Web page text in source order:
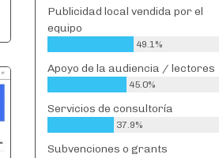
Publicidad local vendida por el
equipo
49.1%
Apoyo de la audiencia / lectores
45.0%
Servicios de consultoría
37.9%
Subvenciones o grants